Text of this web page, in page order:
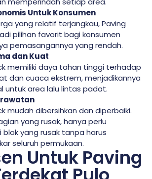
Untuk Konsumen
yang relatif terjangkau, Paving
pilihan favorit bagi konsumen
pemasangannya yang rendah.
dan Kuat
memiliki daya tahan tinggi terhadap
dan cuaca ekstrem, menjadikannya
untuk area lalu lintas padat.
mudah dibersihkan dan diperbaiki.
yang rusak, hanya perlu
yang rusak tanpa harus
seluruh permukaan.
Untuk Paving